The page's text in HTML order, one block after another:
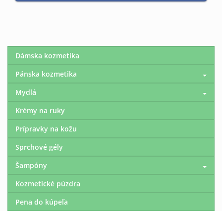
Dámska kozmetika
Pánska kozmetika
Mydlá
Krémy na ruky
Prípravky na kožu
Sprchové gély
Šampóny
Kozmetické púzdra
Pena do kúpeľa